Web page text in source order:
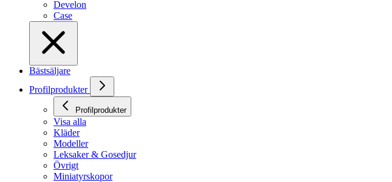
Develon
Case
Bästsäljare
Profilprodukter
Profilprodukter
Visa alla
Kläder
Modeller
Leksaker & Gosedjur
Övrigt
Miniatyrskopor